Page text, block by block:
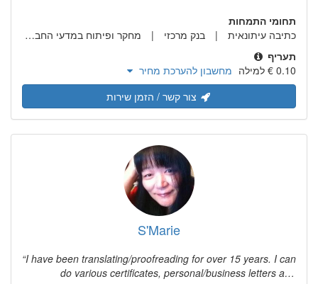
2014, though my first paid translation work was in 1994 in
Moscow. I aim to work hard to establish a good reputation
with agencies and private clients. I am prepared to be
flexible about rates where regular work or large projects are
תחומי התמחות
כתיבה עיתונאית
בנק מרכזי
מחקר ופיתוח במדעי החברה ובמדעי הרוח
תעריף
מחשבון להערכת מחיר
צור קשר / הזמן שירות
S'Marie
I have been translating/proofreading for over 15 years. I can
do various certificates, personal/business letters and